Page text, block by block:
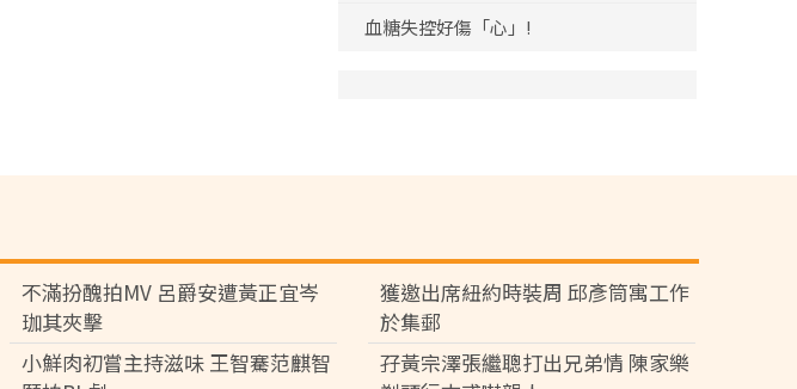
血糖失控好傷「心」!
不滿扮醜拍MV 呂爵安遭黃正宜岑
珈其夾擊
獲邀出席紐約時裝周 邱彥筒寓工作
於集郵
小鮮肉初嘗主持滋味 王智騫范麒智
孖黃宗澤張繼聰打出兄弟情 陳家樂